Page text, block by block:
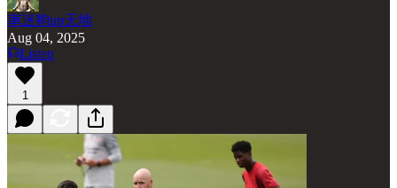
車迷狗up天地
Aug 04, 2025
Listen
1